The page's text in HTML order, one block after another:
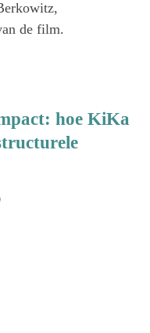
de film.
hoe KiKa